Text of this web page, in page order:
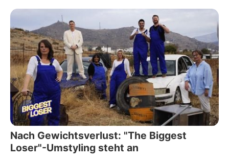
Nach Gewichtsverlust: "The Biggest
Loser"-Umstyling steht an